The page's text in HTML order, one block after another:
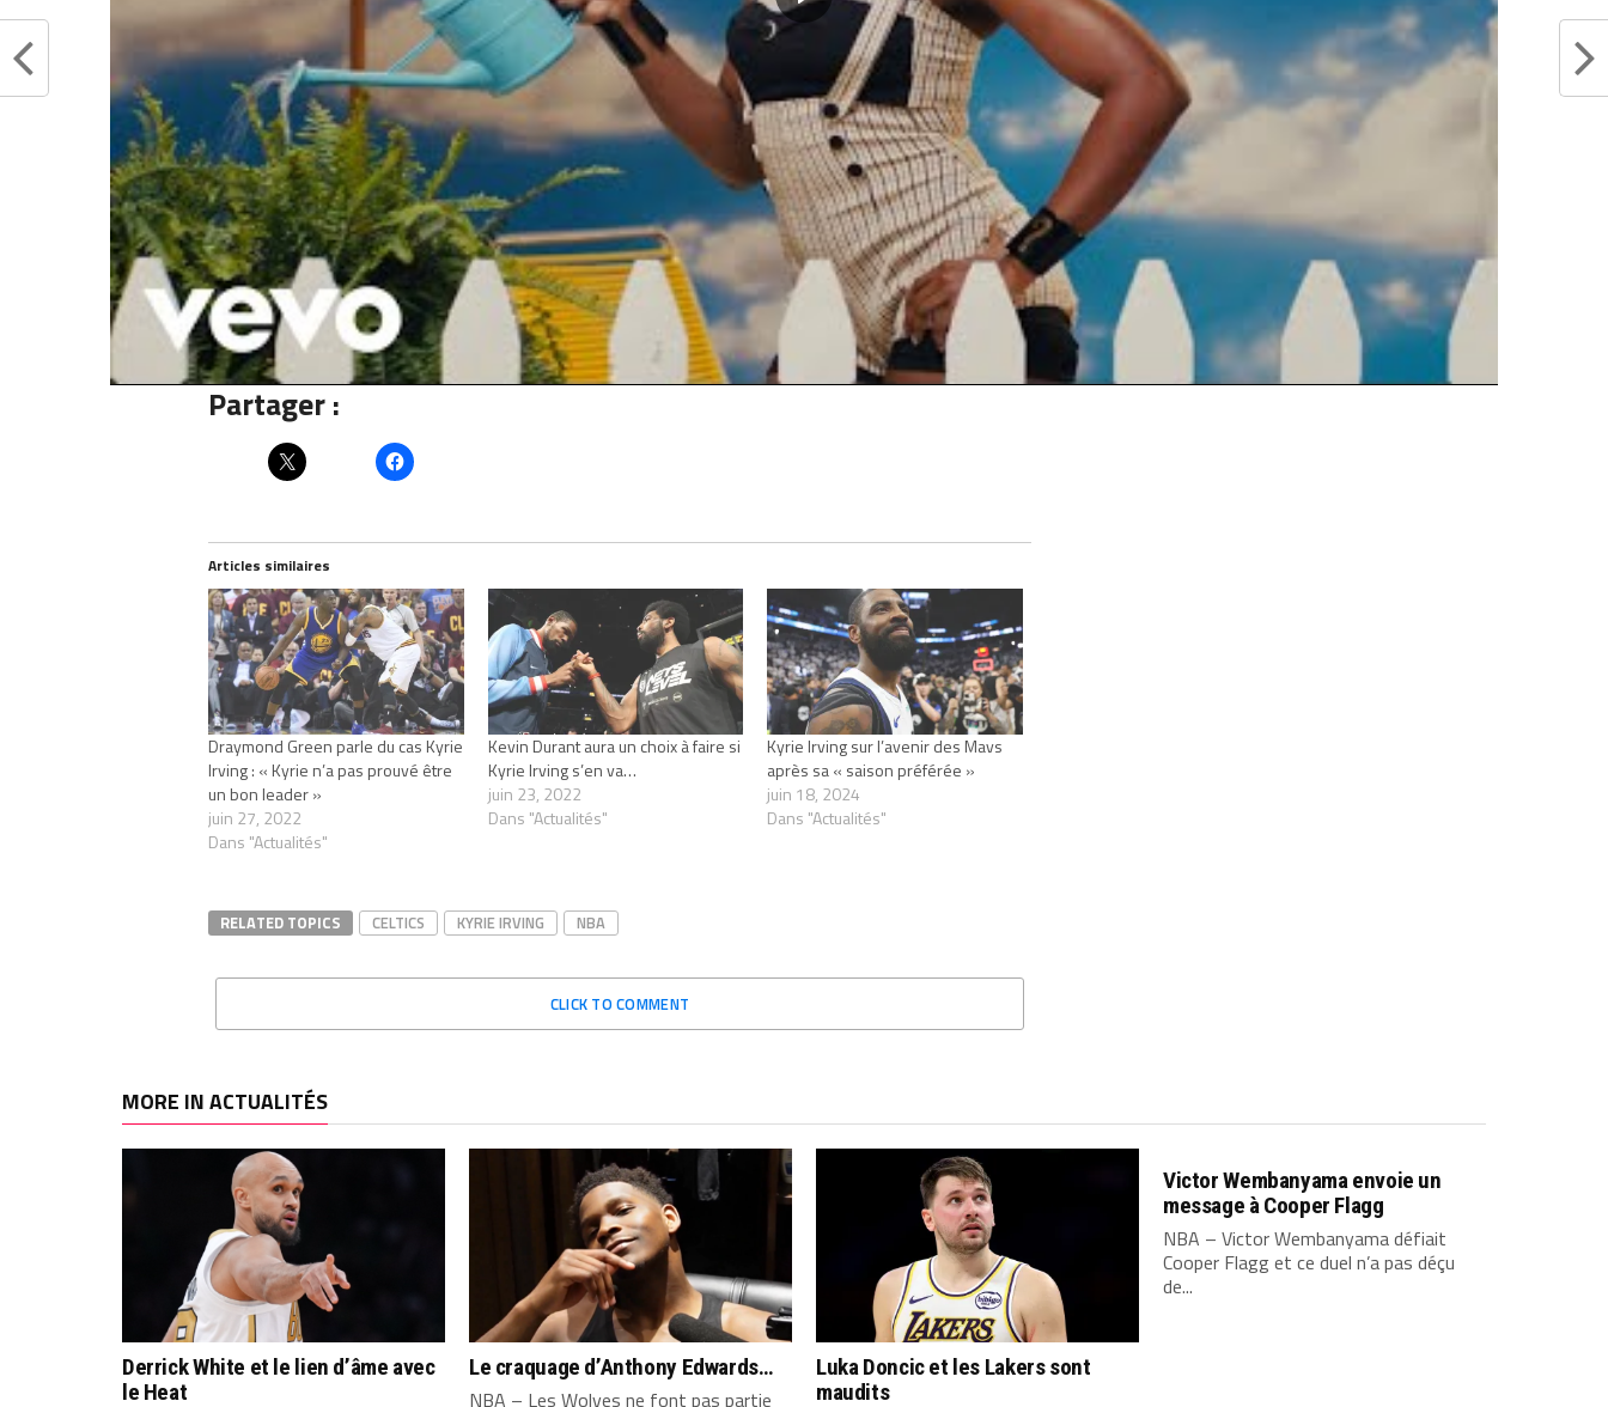
« Je me sens bien, et je fais en sorte d’être
suffisamment en bonne santé pour septembre. Je
n’essaie pas de trop forcer, et je prends juste mon
temps pendant la rééducation, et je me sens bien.
«
On a qu’une hâte : voir cette équipe dès la saison prochaine avec toutes ses
forces de disponibles. Rappelons qu’Hayward n’a pas encore disputé plus de 10
minutes pour les Celtics. Quant à la rumeur (très peu crédible) envoyant LeBron
James aux Celtics, Irving préfère botter en touche. Sûr que si la direction validait
ce transfert, ils pourraient dire adieu à leur meneur All-Star en 2019.
Partager :
Articles similaires
Draymond Green parle du cas Kyrie
Irving : « Kyrie n’a pas prouvé être
un bon leader »
juin 27, 2022
Dans "Actualités"
Kevin Durant aura un choix à faire si
Kyrie Irving s’en va…
juin 23, 2022
Dans "Actualités"
Kyrie Irving sur l’avenir des Mavs
après sa « saison préférée »
juin 18, 2024
Dans "Actualités"
RELATED TOPICS CELTICS KYRIE IRVING NBA
CLICK TO COMMENT
MORE IN ACTUALITÉS
Derrick White et le lien d’âme avec
le Heat
Le craquage d’Anthony Edwards…
NBA – Les Wolves ne font pas partie
Luka Doncic et les Lakers sont
maudits
Victor Wembanyama envoie un
message à Cooper Flagg
NBA – Victor Wembanyama défiait
Cooper Flagg et ce duel n’a pas déçu
de...